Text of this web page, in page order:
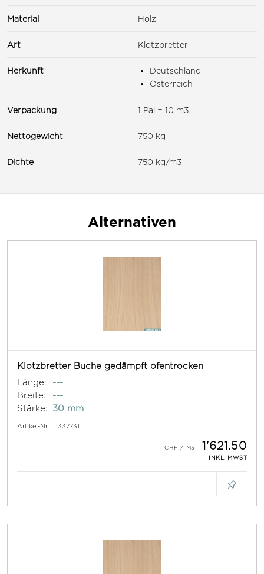
Material Holz
Art Klotzbretter
Herkunft
Deutschland
Österreich
Verpackung 1 Pal = 10 m3
Nettogewicht 750 kg
Dichte 750 kg/m3
Alternativen
Klotzbretter Buche gedämpft ofentrocken
Länge:
---
Breite:
---
Stärke:
30 mm
Artikel-Nr: 1337731
1'621.50
INKL. MWST